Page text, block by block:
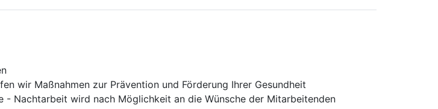
wir Maßnahmen zur Prävention und Förderung Ihrer Gesundheit
Nachtarbeit wird nach Möglichkeit an die Wünsche der Mitarbeitenden